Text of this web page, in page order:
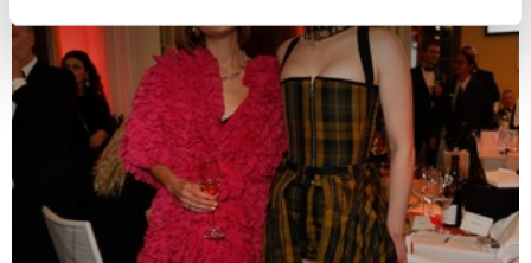
bestimmten Merkmalen (Fingerprinting) identifizieren
Erfahren Sie mehr darüber, wie Ihre persönlichen Daten
verarbeitet werden, und legen Sie Ihre Präferenzen im
Abschnitt Einzelheiten fest.
Wir verwenden Cookies, um Inhalte und Anzeigen zu
personalisieren, Funktionen für soziale Medien anbieten
zu können und die Zugriffe auf unsere Website zu